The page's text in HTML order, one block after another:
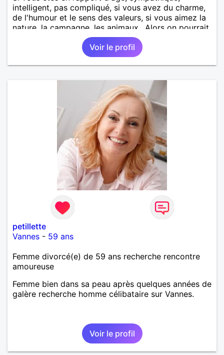
intelligent, pas compliqué, si vous avez du charme,
de l'humour et le sens des valeurs, si vous aimez la
nature, la campagne, les animaux.. Alors on pourrait
s'entendre, du coup n'hésitez pas à me contacter.
Voir le profil
petillette
Vannes - 59 ans
Femme divorcé(e) de 59 ans recherche rencontre
amoureuse
Femme bien dans sa peau après quelques années de
galère recherche homme célibataire sur Vannes.
Voir le profil